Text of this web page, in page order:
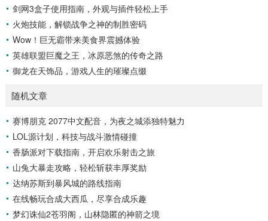
剑网3盒子使用指南，外观与插件轻松上手
火炮技能，解锁战争之神的制胜密码
Wow！巨无霸带来美食界震撼体验
英雄联盟巨魔之王，冰原恶煞的传奇之路
御龙在天饰品，游戏人生的璀璨点缀
随机文章
赛博朋克 2077中文配音，为夜之城添独特魅力
LOL源计划，科技与战斗激情碰撞
香肠派对下载指南，开启欢乐射击之旅
山兔大暴走攻略，轻松斩获丰厚奖励
达纳苏斯到暴风城的路线指南
在线畅玩合成大西瓜，尽享合成乐趣
梦幻诛仙2苍羽阁，山林隐匿的神箭之境